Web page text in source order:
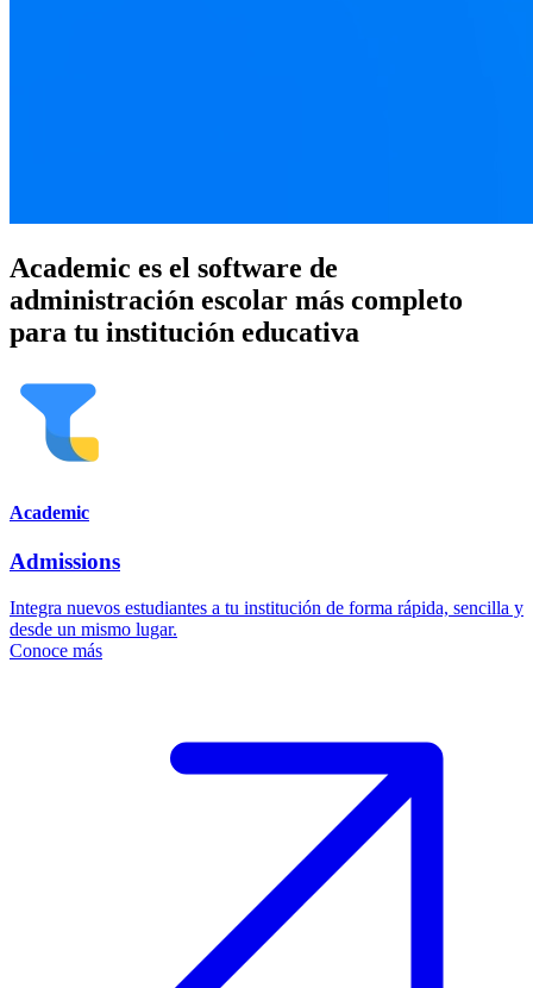
Academic es el software de
administración escolar más completo
para tu institución educativa
Academic
Admissions
Integra nuevos estudiantes a tu institución de forma rápida, sencilla y
desde un mismo lugar.
Conoce más